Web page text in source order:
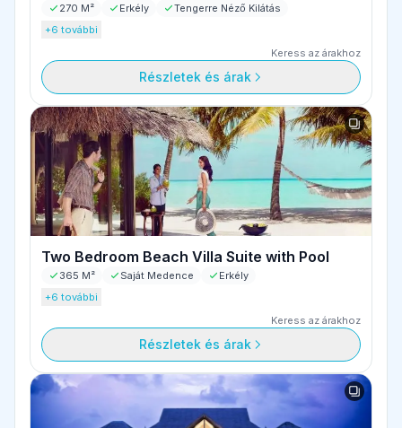
270 M² Erkély
Tengerre Néző Kilátás
+6 további
Keress az árakhoz
Részletek és árak
Two Bedroom Beach Villa Suite with Pool
365 M² Saját Medence
Erkély
+6 további
Keress az árakhoz
Részletek és árak